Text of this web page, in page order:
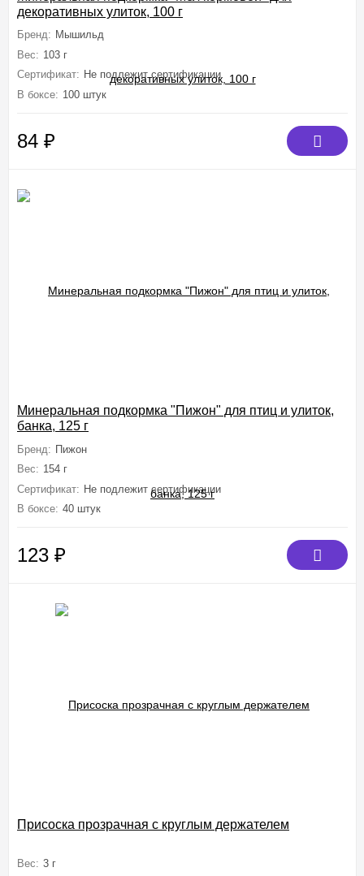
декоративных улиток, 100 г
Бренд: Мышильд
Вес: 103 г
Сертификат: Не подлежит сертификации
В боксе: 100 штук
84 ₽
Минеральная подкормка "Пижон" для птиц и улиток,
банка, 125 г
Бренд: Пижон
Вес: 154 г
Сертификат: Не подлежит сертификации
В боксе: 40 штук
123 ₽
Присоска прозрачная с круглым держателем
Вес: 3 г